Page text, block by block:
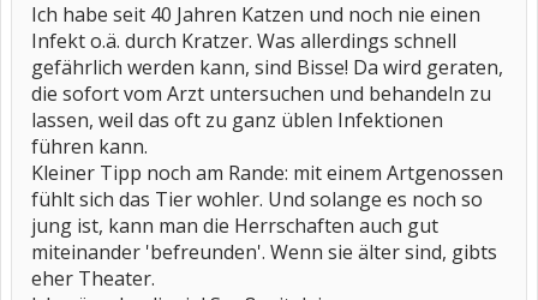
Ich habe seit 40 Jahren Katzen und noch nie einen
Infekt o.ä. durch Kratzer. Was allerdings schnell
gefährlich werden kann, sind Bisse! Da wird geraten,
die sofort vom Arzt untersuchen und behandeln zu
lassen, weil das oft zu ganz üblen Infektionen
führen kann.
Kleiner Tipp noch am Rande: mit einem Artgenossen
fühlt sich das Tier wohler. Und solange es noch so
jung ist, kann man die Herrschaften auch gut
miteinander 'befreunden'. Wenn sie älter sind, gibts
eher Theater.